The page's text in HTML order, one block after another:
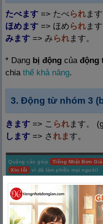
たべます => たべられます
ほめます => ほめ られます
みます => み られます。
* Dạng bị động củađộng
chiathể khả năng.
3. Động từ nhóm 3
きます => こ られます。
します => されます。
Quảng cáo giúp Tiếng Nhật Đơn
Xin lỗi
vì đã làm phiền mọi người!